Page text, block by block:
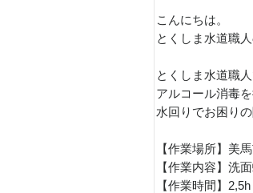
こんにちは。
とくしま水道職
とくしま水道職
アルコール消毒
水回りでお困り
【作業場所】美
【作業内容】洗
【作業時間】2,5h